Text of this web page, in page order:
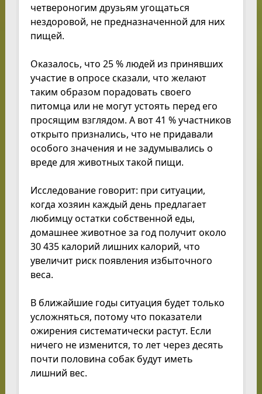
четвероногим друзьям угощаться
нездоровой, не предназначенной для них
пищей.
Оказалось, что 25 % людей из принявших
участие в опросе сказали, что желают
таким образом порадовать своего
питомца или не могут устоять перед его
просящим взглядом. А вот 41 % участников
открыто признались, что не придавали
особого значения и не задумывались о
вреде для животных такой пищи.
Исследование говорит: при ситуации,
когда хозяин каждый день предлагает
любимцу остатки собственной еды,
домашнее животное за год получит около
30 435 калорий лишних калорий, что
увеличит риск появления избыточного
веса.
В ближайшие годы ситуация будет только
усложняться, потому что показатели
ожирения систематически растут. Если
ничего не изменится, то лет через десять
почти половина собак будут иметь
лишний вес.